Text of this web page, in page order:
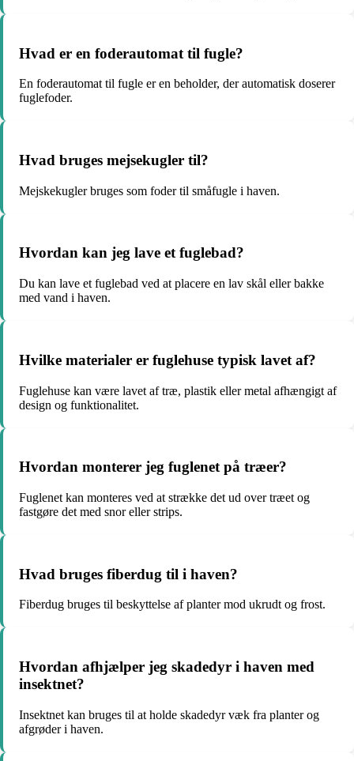
Hvad er en foderautomat til fugle?
En foderautomat til fugle er en beholder, der automatisk doserer
fuglefoder.
Hvad bruges mejsekugler til?
Mejskekugler bruges som foder til småfugle i haven.
Hvordan kan jeg lave et fuglebad?
Du kan lave et fuglebad ved at placere en lav skål eller bakke
med vand i haven.
Hvilke materialer er fuglehuse typisk lavet af?
Fuglehuse kan være lavet af træ, plastik eller metal afhængigt af
design og funktionalitet.
Hvordan monterer jeg fuglenet på træer?
Fuglenet kan monteres ved at strække det ud over træet og
fastgøre det med snor eller strips.
Hvad bruges fiberdug til i haven?
Fiberdug bruges til beskyttelse af planter mod ukrudt og frost.
Hvordan afhjælper jeg skadedyr i haven med
insektnet?
Insektnet kan bruges til at holde skadedyr væk fra planter og
afgrøder i haven.